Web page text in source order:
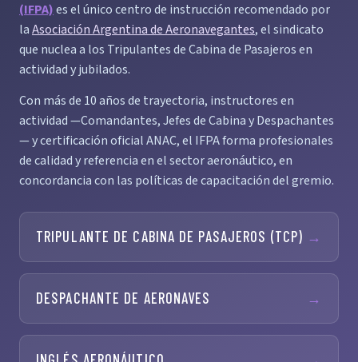
(IFPA)es el único centro de instrucción recomendado por
laAsociación Argentina de Aeronavegantes, el sindicato
que nuclea a los Tripulantes de Cabina de Pasajeros en
actividad y jubilados.
Con más de 10 años de trayectoria, instructores en
actividad —Comandantes, Jefes de Cabina y Despachantes
— y certificación oficial ANAC, el IFPA forma profesionales
de calidad y referencia en el sector aeronáutico, en
concordancia con las políticas de capacitación del gremio.
TRIPULANTE DE CABINA DE PASAJEROS (TCP) →
DESPACHANTE DE AERONAVES →